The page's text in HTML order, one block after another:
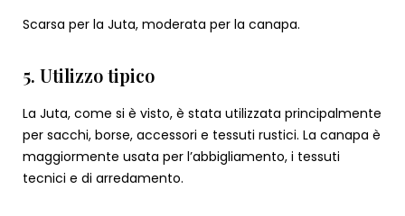
Scarsa per la Juta, moderata per la canapa.
5. Utilizzo tipico
La Juta, come si è visto, è stata utilizzata principalmente
per sacchi, borse, accessori e tessuti rustici. La canapa è
maggiormente usata per l’abbigliamento, i tessuti
tecnici e di arredamento.